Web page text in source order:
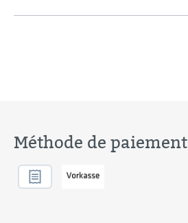
Méthode de paiement